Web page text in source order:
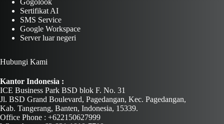
Gogolook
Sertifikat AI
SMS Service
Google Workspace
Server luar negeri
Hubungi Kami
Kantor Indonesia :
ICE Business Park BSD blok F. No. 31
Jl. BSD Grand Boulevard, Pagedangan, Kec. Pagedangan,
Kab. Tangerang, Banten, Indonesia, 15339.
Office Phone : +622150627999